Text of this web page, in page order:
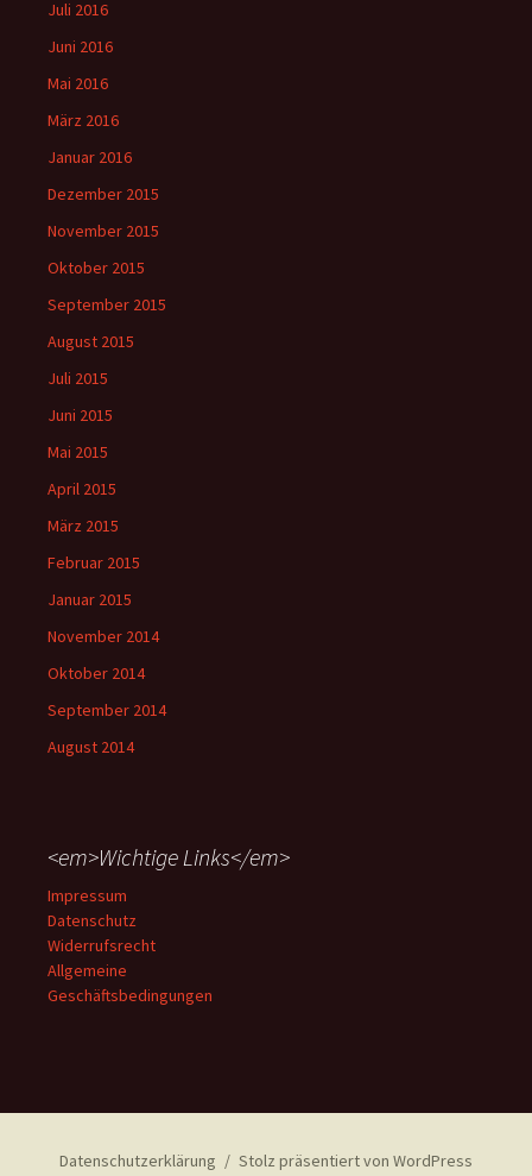
Juli 2016
Juni 2016
Mai 2016
März 2016
Januar 2016
Dezember 2015
November 2015
Oktober 2015
September 2015
August 2015
Juli 2015
Juni 2015
Mai 2015
April 2015
März 2015
Februar 2015
Januar 2015
November 2014
Oktober 2014
September 2014
August 2014
<em>Wichtige Links</em>
Impressum
Datenschutz
Widerrufsrecht
Allgemeine
Geschäftsbedingungen
Datenschutzerklärung Stolz präsentiert von WordPress